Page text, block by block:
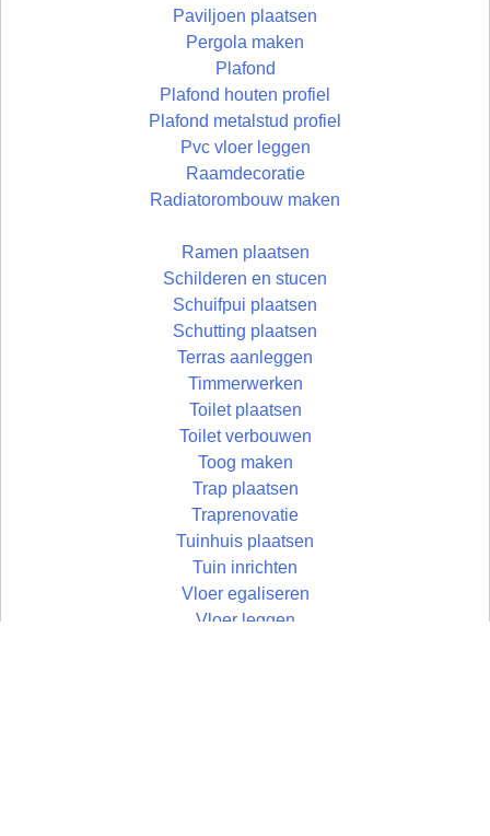
Paviljoen plaatsen
Pergola maken
Plafond
Plafond houten profiel
Plafond metalstud profiel
Pvc vloer leggen
Raamdecoratie
Radiatorombouw maken
Ramen plaatsen
Schilderen en stucen
Schuifpui plaatsen
Schutting plaatsen
Terras aanleggen
Timmerwerken
Toilet plaatsen
Toilet verbouwen
Toog maken
Trap plaatsen
Traprenovatie
Tuinhuis plaatsen
Tuin inrichten
Vloer egaliseren
Vloer leggen